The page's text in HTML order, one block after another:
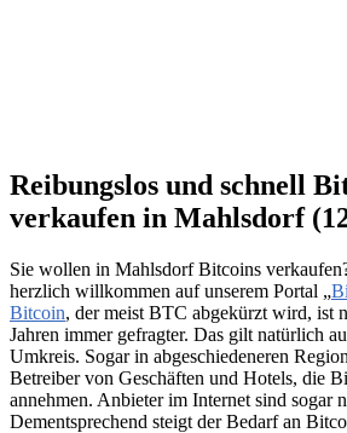
Reibungslos und schnell
verkaufen in Mahlsdorf
Sie wollen in Mahlsdorf Bitcoins
herzlich willkommen auf unserem Portal „
Bitcoin, der meist BTC abgekürzt wird, ist
Jahren immer gefragter. Das gilt natürlich
Umkreis. Sogar in abgeschiedeneren
Betreiber von Geschäften und Hotels, die
annehmen. Anbieter im Internet sind sogar
Dementsprechend steigt der Bedarf an